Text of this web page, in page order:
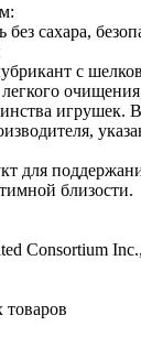
без сахара,
с
игрушек.
для
близости.
Consortium